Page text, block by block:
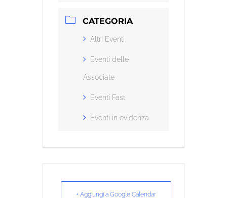
CATEGORIA
Altri Eventi
Eventi delle
Associate
Eventi Fast
Eventi in evidenza
+ Aggiungi a Google Calendar